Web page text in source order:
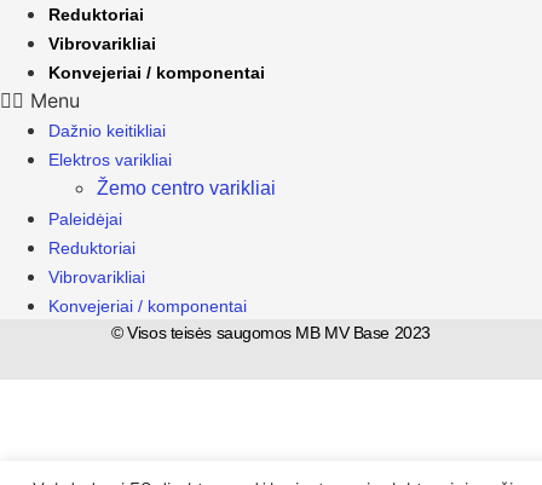
Reduktoriai
Vibrovarikliai
Konvejeriai / komponentai
Menu
Dažnio keitikliai
Elektros varikliai
Žemo centro varikliai
Paleidėjai
Reduktoriai
Vibrovarikliai
Konvejeriai / komponentai
© Visos teisės saugomos MB MV Base 2023